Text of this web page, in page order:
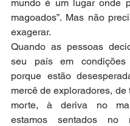
mundo é um lugar onde
magoados”. Mas não
exagerar.
Quando as pessoas
seu país em
porque estão
mercê de exploradores, de
morte, à deriva no
estamos sentados no